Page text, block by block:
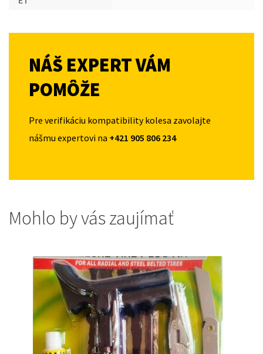
NÁŠ EXPERT VÁM
POMÔŽE
Pre verifikáciu kompatibility kolesa zavolajte
nášmu expertovi na +421 905 806 234
Mohlo by vás zaujímať